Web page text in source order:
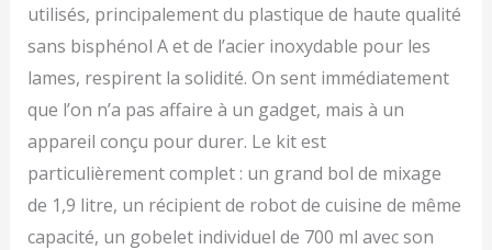
modes (14 manuels et 6
automatiques).
Comprend également un
minuteur et une
notification d'ajout de
liquide MODES AUTO,
Les mixeurs Ninja Detect
vous permettent de
prendre le contrôle de
utilisés, principalement du plastique de haute qualité
sans bisphénol A et de l’acier inoxydable pour les
lames, respirent la solidité. On sent immédiatement
que l’on n’a pas affaire à un gadget, mais à un
appareil conçu pour durer. Le kit est
particulièrement complet : un grand bol de mixage
de 1,9 litre, un récipient de robot de cuisine de même
capacité, un gobelet individuel de 700 ml avec son